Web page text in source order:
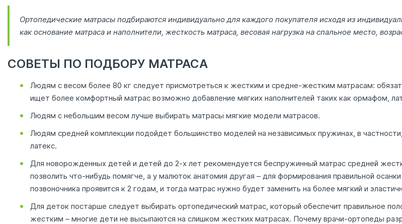
Ортопедические матрасы подбираются индивидуально для каждого покупателя исходя из
как основание матраса и наполнители, жесткость матраса, весовая нагрузка на спальное место,
СОВЕТЫ ПО ПОДБОРУ МАТРАСА
Людям с весом более 80 кг следует присмотреться к жестким и средне-жестким матрасам:
ищет более комфортный матрас возможно добавление мягких наполнителей таких как ормафом,
Людям с небольшим весом лучше выбирать матрасы мягкие модели матрасов.
Людям средней комплекции подойдет большинство моделей на независимых пружинах, в
латекс.
Для новорожденных детей и детей до 2-х лет рекомендуется беспружинный матрас средней
позволить что-нибудь помягче, а у малюток анатомия другая – для формирования правильной
позвоночника проявится к 2 годам, и тогда матрас нужно будет заменить на более мягкий и
Для деток постарше следует выбирать ортопедический матрас, который обеспечит правильное
жестким – многие дети не высыпаются на слишком жестких матрасах. Почему врачи-ортопеды